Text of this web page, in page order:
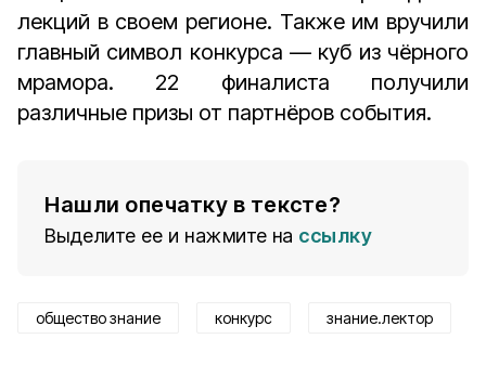
лекций в своем регионе. Также им вручили
главный символ конкурса — куб из чёрного
мрамора. 22 финалиста получили
различные призы от партнёров события.
Нашли опечатку в тексте?
Выделите ее и нажмите на ссылку
общество знание конкурс знание.лектор